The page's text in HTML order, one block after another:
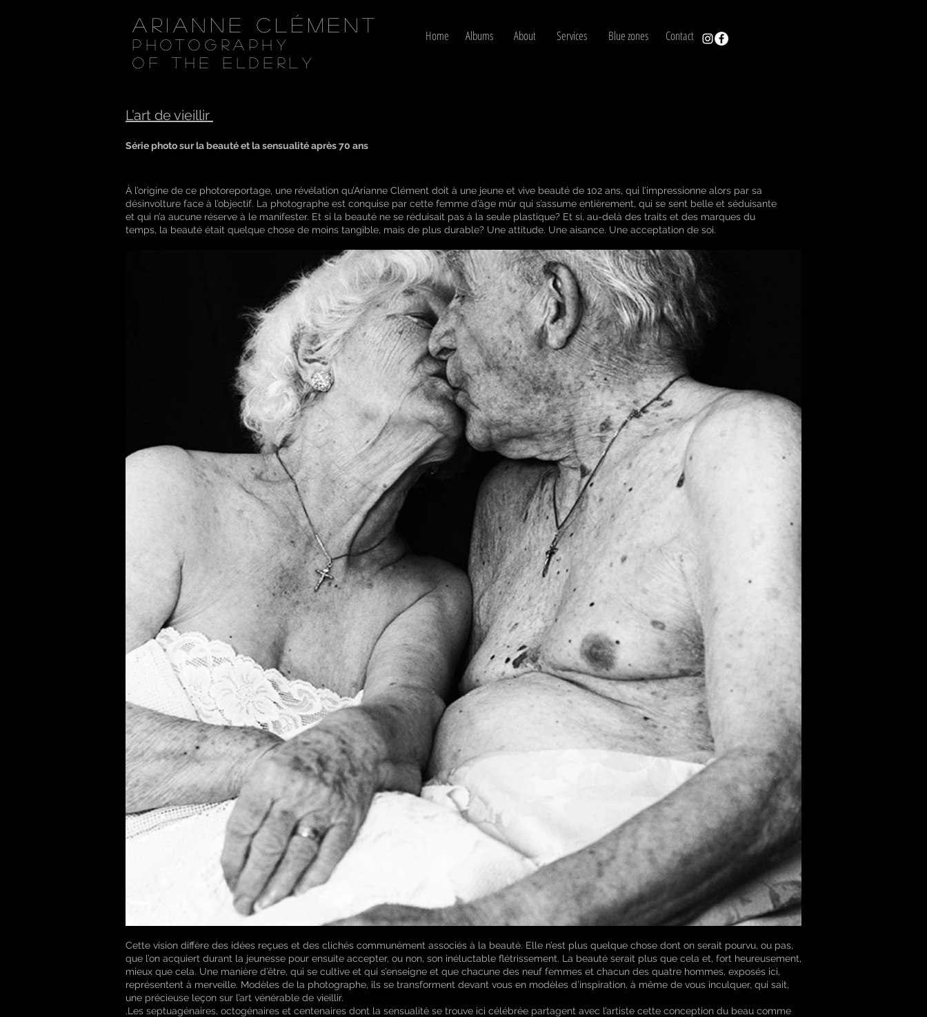
Arianne Clément
Photography
of the elderly
Home Albums Services
About Blue zones Contact
L’art de vieillir
Série photo sur la beauté et la sensualité après 70 ans
À l’origine de ce photoreportage, une révélation qu’Arianne Clément doit à une jeune et vive beauté de 102 ans, qui l’impressionne alors par sa
désinvolture face à l’objectif. La photographe est conquise par cette femme d’âge mûr qui s’assume entièrement, qui se sent belle et séduisante
et qui n’a aucune réserve à le manifester. Et si la beauté ne se réduisait pas à la seule plastique? Et si, au-delà des traits et des marques du
temps, la beauté était quelque chose de moins tangible, mais de plus durable? Une attitude. Une aisance. Une acceptation de soi.
Cette vision diffère des idées reçues et des clichés communément associés à la beauté. Elle n’est plus quelque chose dont on serait pourvu, ou pas,
que l’on acquiert durant la jeunesse pour ensuite accepter, ou non, son inéluctable flétrissement. La beauté serait plus que cela et, fort heureusement,
mieux que cela. Une manière d’être, qui se cultive et qui s’enseigne et que chacune des neuf femmes et chacun des quatre hommes, exposés ici,
représentent à merveille. Modèles de la photographe, ils se transforment devant vous en modèles d’inspiration, à même de vous inculquer, qui sait,
une précieuse leçon sur l’art vénérable de vieillir.
.Les septuagénaires, octogénaires et centenaires dont la sensualité se trouve ici célébrée partagent avec l’artiste cette conception du beau comme